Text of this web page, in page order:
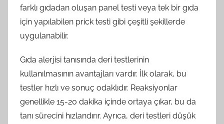
farklı gıdadan oluşan panel testi veya tek bir gıda
için yapılabilen prick testi gibi çeşitli şekillerde
uygulanabilir.
Gıda alerjisi tanısında deri testlerinin
kullanılmasının avantajları vardır. İlk olarak, bu
testler hızlı ve sonuç odaklıdır. Reaksiyonlar
genellikle 15-20 dakika içinde ortaya çıkar, bu da
tanı sürecini hızlandırır. Ayrıca, deri testleri düşük